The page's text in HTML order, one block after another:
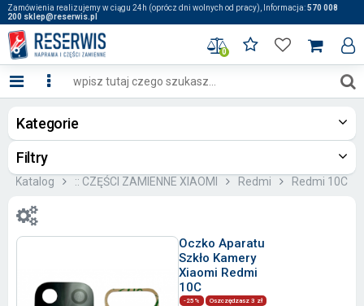
Zamówienia realizujemy w ciągu 24h (oprócz dni wolnych od pracy), Informacja:570 008
200 sklep@reserwis.pl
0
Kategorie
Filtry
Katalog :: CZĘŚCI ZAMIENNE XIAOMI Redmi Redmi 10C
Oczko Aparatu
Szkło Kamery
Xiaomi Redmi
10C
-25% Oszczędzasz 3 zł